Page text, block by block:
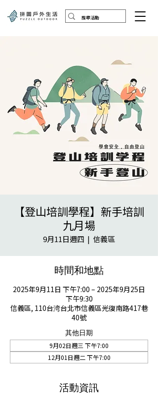
【登山培訓學程】新手培訓
九月場
9月11日週四
  |
信義區
時間和地點
2025年9月11日 下午7:00 – 2025年9月25日
下午9:30
信義區, 110台湾台北市信義區光復南路417巷
40號
其他日期
9月02日週三 下午7:00
12月01日週二 下午7:00
活動資訊